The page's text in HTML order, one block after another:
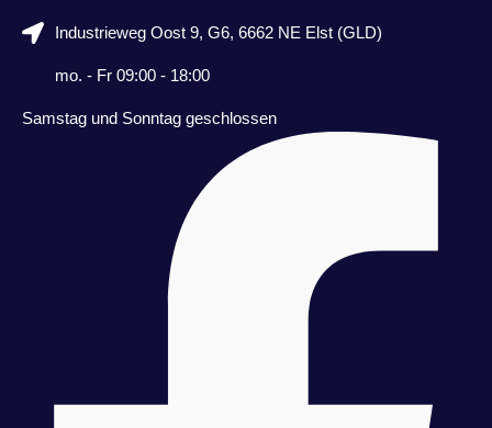
Industrieweg Oost 9, G6, 6662 NE Elst (GLD)
mo. - Fr 09:00 - 18:00
Samstag und Sonntag geschlossen